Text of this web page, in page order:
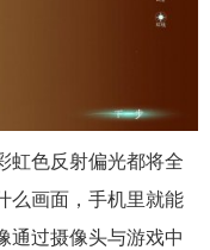
色反射偏光都将全
么画面，手机里就能
通过摄像头与游戏中